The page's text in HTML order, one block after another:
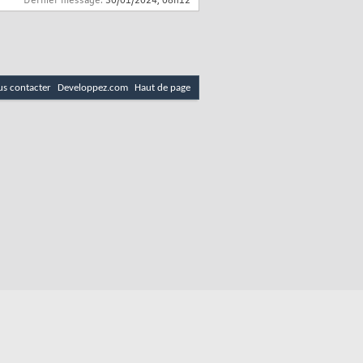
contacter Developpez.com Haut de page